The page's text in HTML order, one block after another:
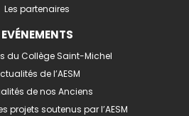
Les partenaires
EVÉNEMENTS
du Collège Saint-Michel
de l’AESM
de nos Anciens
projets soutenus par l’AESM